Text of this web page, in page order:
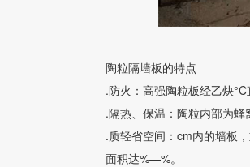
陶粒隔墙板的特点
.防火：高强陶粒板经乙炔
.隔热、保温：陶粒内部为
.质轻省空间：cm内的墙板
面积达%—%。